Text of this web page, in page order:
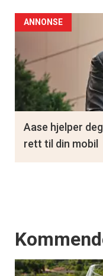
ANNONSE
Aase hjelper
rett til din mobil
Events